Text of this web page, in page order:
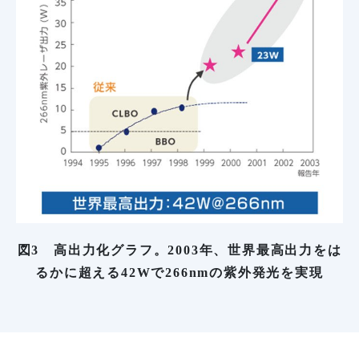
図3 高出力化グラフ。2003年、世界最高出力をは
るかに超える42Wで266nmの紫外発光を実現